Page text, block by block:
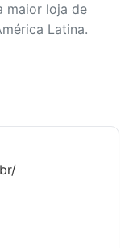
maior loja de
Latina.